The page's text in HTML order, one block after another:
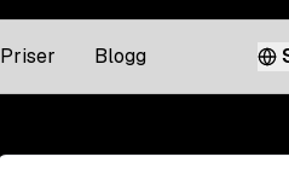
Priser Blogg